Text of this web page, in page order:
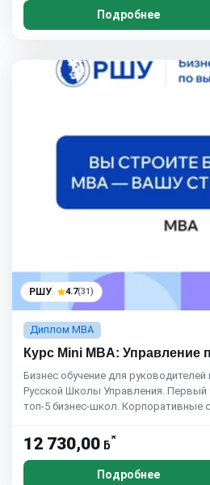
Подробнее
РШУ 4.7(31)
Диплом MBA
Курс Mini MBA: Управление
Бизнес обучение для руководителей
Русской Школы Управления. Первый
топ-5 бизнес-школ. Корпоративные
12 730,00 ƃ*
Подробнее